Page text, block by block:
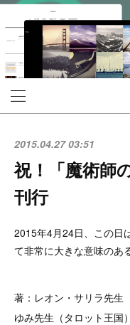
2015.04.27 03:51
祝！「魔術師
刊行
2015年4月24日、この日
て非常に大きな意味のあ
著：レオン・サリラ先生
ゆみ先生（タロット王国）